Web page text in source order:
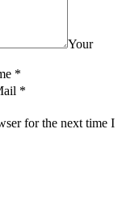
Your
*
*
for the next time I